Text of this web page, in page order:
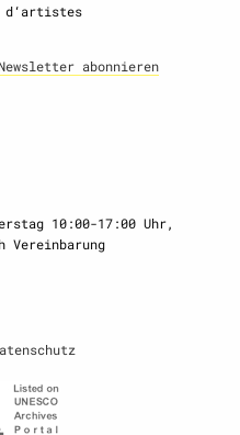
d‘artistes
abonnieren
10:00-17:00 Uhr,
Vereinbarung